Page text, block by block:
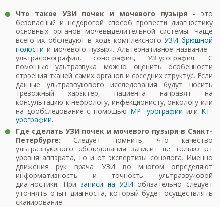
Что такое УЗИ почек и мочевого пузыря - это
безопасный и недорогой способ провести диагностику
основных органов мочевыделительной системы. Чаще
всего их обследуют в ходе комплексного УЗИ брюшной
полости и мочевого пузыря. Альтернативное название -
ультрасонография, сонография, УЗ-урография. С
помощью ультразвука можно оценить особенности
строения тканей самих органов и соседних структур. Если
данные ультразвукового исследования будут носить
тревожный характер, пациента направят на
консультацию к нефрологу, инфекционисту, онкологу или
на дообследование с помощью МР- урографии или КТ-
урографии.
Где сделать УЗИ почек и мочевого пузыря в Санкт-
Петербурге: Следует помнить, что качество
ультразвукового обследования зависит не только от
уровня аппарата, но и от экспертизы сонолога. Именно
движения рук врача УЗИ во многом определяют
информативность и точность ультразвуковой
диагностики. При записи на УЗИ обязательно следует
уточнять опыт диагноста, который будет осуществлять
сканирование.